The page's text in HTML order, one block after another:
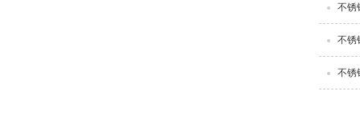
不锈
不锈
不锈